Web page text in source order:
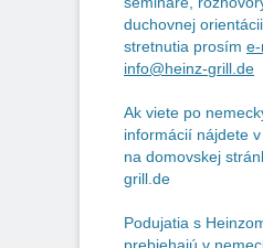
duchovnej
stretnutia prosím e-
info@heinz-grill.de
Ak viete po
informácií nájdete
na domovskej
grill.de
Podujatia s